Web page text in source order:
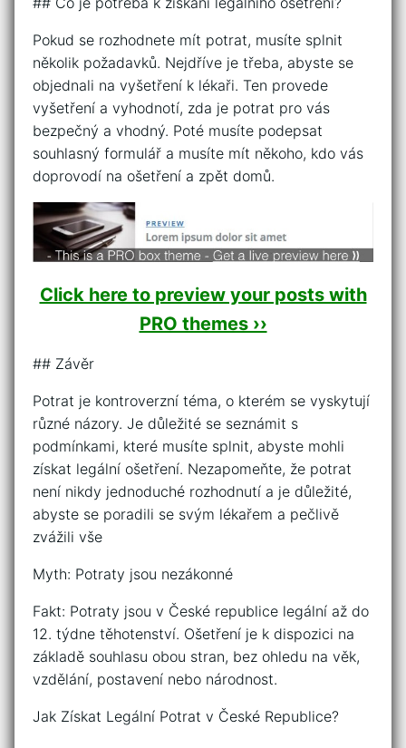
Pokud se rozhodnete mít potrat, musíte splnit
několik požadavků. Nejdříve je třeba, abyste se
objednali na vyšetření k lékaři. Ten provede
vyšetření a vyhodnotí, zda je potrat pro vás
bezpečný a vhodný. Poté musíte podepsat
souhlasný formulář a musíte mít někoho, kdo vás
doprovodí na ošetření a zpět domů.
Click here to preview your posts with
PRO themes ››
## Závěr
Potrat je kontroverzní téma, o kterém se vyskytují
různé názory. Je důležité se seznámit s
podmínkami, které musíte splnit, abyste mohli
získat legální ošetření. Nezapomeňte, že potrat
není nikdy jednoduché rozhodnutí a je důležité,
abyste se poradili se svým lékařem a pečlivě
zvážili vše
Myth: Potraty jsou nezákonné
Fakt: Potraty jsou v České republice legální až do
12. týdne těhotenství. Ošetření je k dispozici na
základě souhlasu obou stran, bez ohledu na věk,
vzdělání, postavení nebo národnost.
Jak Získat Legální Potrat v České Republice?